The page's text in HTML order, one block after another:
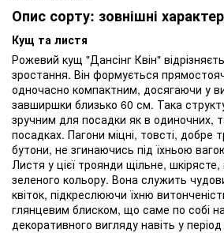
Опис сорту: зовнішні
Кущ та листя
Рожевий кущ "Дансінг Квін"
зростання. Він формується
одночасно компактним, досягаючи у
завширшки близько 60 см. Така
зручним для посадки як в одиночних,
посадках. Пагони міцні, товсті, добре
бутони, не згинаючись під їхньою
Листя у цієї троянди щільне,
зеленого кольору. Вона служить
квіток, підкреслюючи їхню
глянцевим блиском, що саме по собі
декоративного вигляду навіть у